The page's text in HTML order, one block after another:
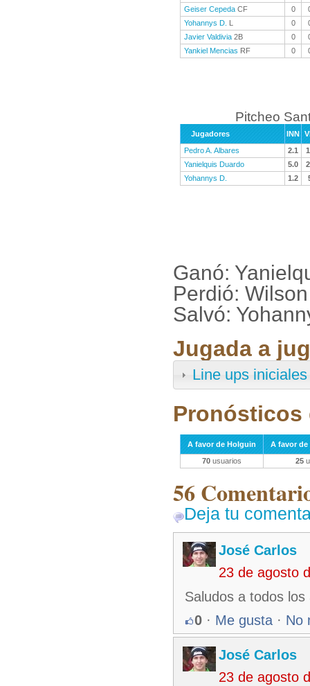
Geiser Cepeda CF 0
Yohannys D. L 0
Javier Valdivia 2B 0
Yankiel Mencias RF 0
Pitcheo
Jugadores INN
Pedro A. Albares
2.1
Yanielquis Duardo
5.0
Yohannys D.
1.2
Ganó:
Perdió:
Salvó:
Jugada a
Line ups iniciales
Pronósticos
A favor de Holguin
A favor
70 usuarios 25
56
Deja tu
José Carlos
23 de agosto
Saludos a todos
0 · Me gusta · No
José Carlos
23 de agosto